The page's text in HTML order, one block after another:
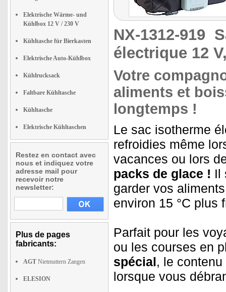
Elektrische Wärme- und
Kühlbox 12 V / 230 V
Kühltasche für Bierkasten
Elektrische Auto-Kühlbox
Kühlrucksack
Faltbare Kühltasche
Kühltasche
Elektrische Kühltaschen
Restez en contact avec
nous et indiquez votre
adresse mail pour
recevoir notre
newsletter:
Plus de pages
fabricants:
AGT Nietmuttern Zangen
ELESION
NX-1312-919
électrique 12
Votre
aliments et
longtemps !
Le sac isotherme
refroidies même
vacances ou lors
packs de glace ! Il
garder vos
environ 15 °C plus
Parfait pour les
ou les courses en
spécial, le
lorsque vous